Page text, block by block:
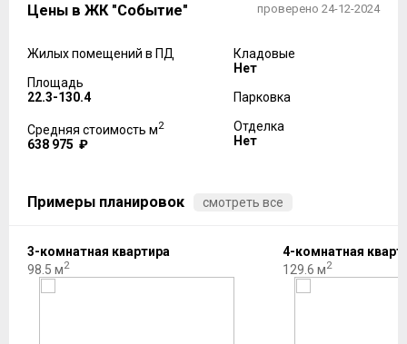
проверено 24-12-2024
Цены в ЖК "Событие"
Жилых помещений в ПД
Площадь
22.3-130.4
Средняя стоимость м2
638 975 ₽
Кладовые
Нет
Парковка
Отделка
Нет
Примеры планировок смотреть все
3-комнатная квартира
98.5 м2
4-комнатная
129.6 м2